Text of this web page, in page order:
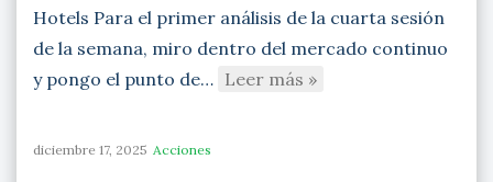
Hotels Para el primer análisis de la cuarta sesión
de la semana, miro dentro del mercado continuo
y pongo el punto de… Leer más »
diciembre 17, 2025 Acciones